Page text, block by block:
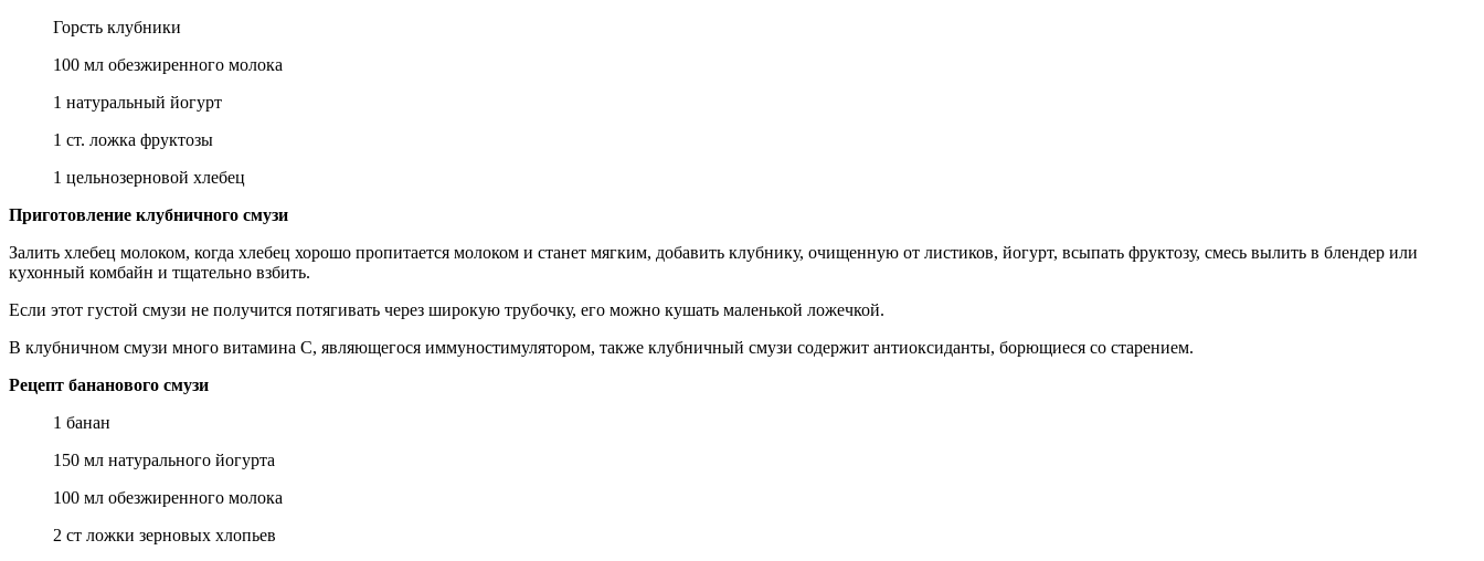
Горсть клубники
100 мл обезжиренного молока
1 натуральный йогурт
1 ст. ложка фруктозы
1 цельнозерновой хлебец
Приготовление клубничного смузи
Залить хлебец молоком, когда хлебец хорошо пропитается молоком и станет мягким, добавить клубнику, очищенную от листиков, йогурт, всыпать фруктозу, смесь вылить в блендер или
кухонный комбайн и тщательно взбить.
Если этот густой смузи не получится потягивать через широкую трубочку, его можно кушать маленькой ложечкой.
В клубничном смузи много витамина С, являющегося иммуностимулятором, также клубничный смузи содержит антиоксиданты, борющиеся со старением.
Рецепт бананового смузи
1 банан
150 мл натурального йогурта
100 мл обезжиренного молока
2 ст ложки зерновых хлопьев